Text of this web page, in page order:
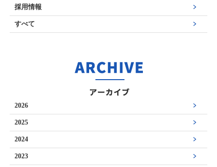
採用情報
すべて
2026
2025
2024
2023